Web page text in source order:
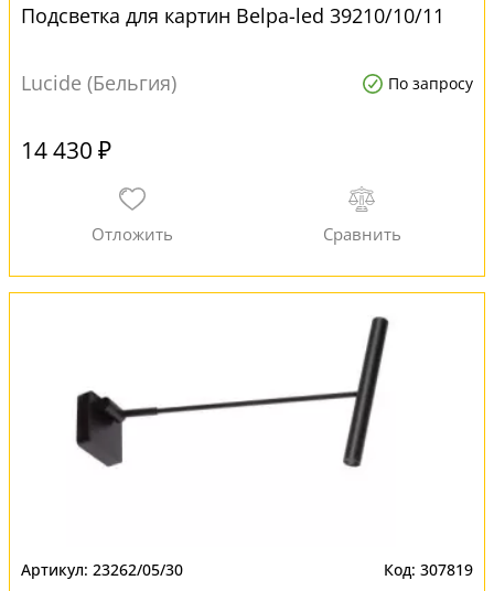
Подсветка для картин Belpa-led 39210/10/11
Lucide (Бельгия) По запросу
14 430 ₽
23262/05/30 307819